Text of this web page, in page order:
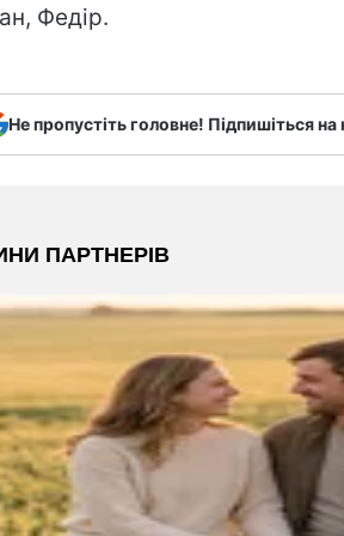
Федір.
Не пропустіть головне! Підпишіться